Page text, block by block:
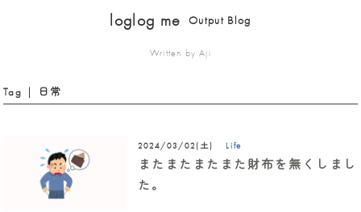
loglog me Output Blog
Written by Aji
Tag | 日常
2024/03/02(土) Life
またまたまたまた財布を無くしまし
た。